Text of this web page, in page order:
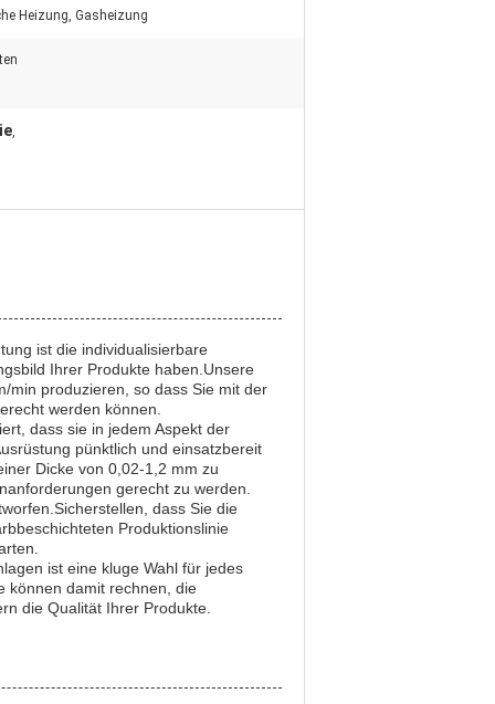
Heizung, Gasheizung
,
ist die individualisierbare
Ihrer Produkte haben.Unsere
min produzieren, so dass Sie mit der
werden können.
dass sie in jedem Aspekt der
pünktlich und einsatzbereit
Dicke von 0,02-1,2 mm zu
gerecht zu werden.
dass Sie die
Produktionslinie
ist eine kluge Wahl für jedes
können damit rechnen, die
die Qualität Ihrer Produkte.